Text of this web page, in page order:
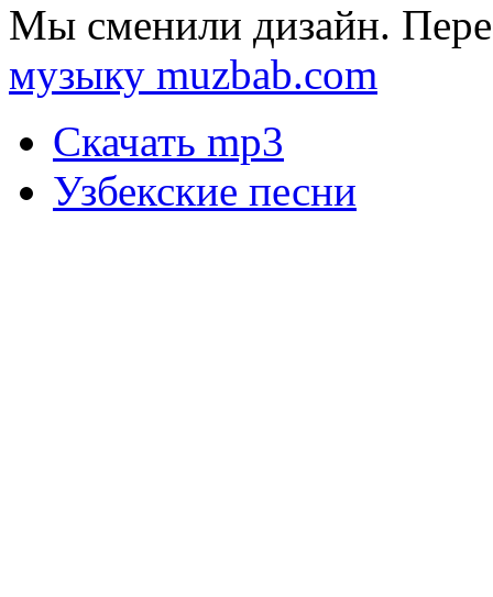
Мы сменили дизайн.
музыку muzbab.com
Скачать mp3
Узбекские песни